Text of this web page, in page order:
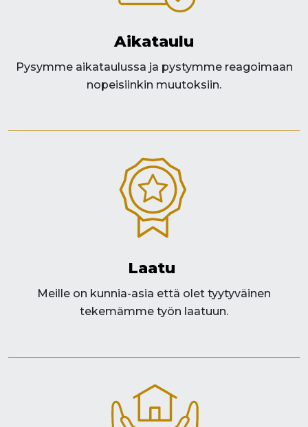
Aikataulu
Pysymme aikataulussa ja pystymme reagoimaan
nopeisiinkin muutoksiin.​
Laatu ​
Meille on kunnia-asia että olet tyytyväinen
tekemämme työn laatuun.​